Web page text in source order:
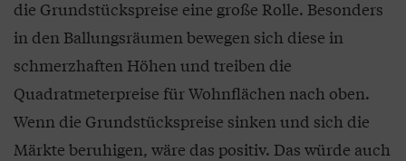
die Grundstückspreise eine große Rolle. Besonders
in den Ballungsräumen bewegen sich diese in
schmerzhaften Höhen und treiben die
Quadratmeterpreise für Wohnflächen nach oben.
Wenn die Grundstückspreise sinken und sich die
Märkte beruhigen, wäre das positiv. Das würde auch